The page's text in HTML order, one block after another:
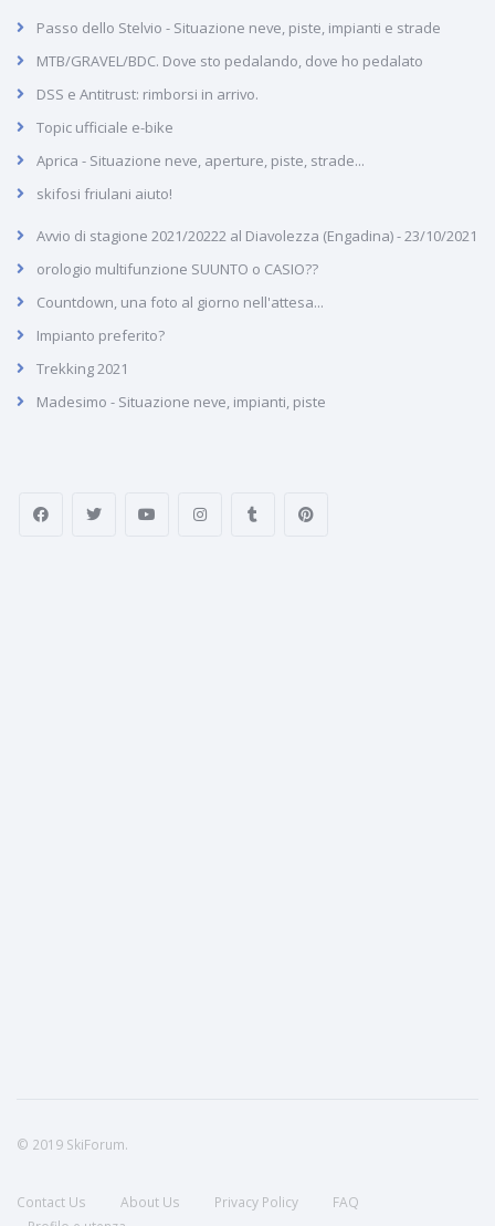
Passo dello Stelvio - Situazione neve, piste, impianti e strade
MTB/GRAVEL/BDC. Dove sto pedalando, dove ho pedalato
DSS e Antitrust: rimborsi in arrivo.
Topic ufficiale e-bike
Aprica - Situazione neve, aperture, piste, strade...
skifosi friulani aiuto!
Avvio di stagione 2021/20222 al Diavolezza (Engadina) - 23/10/2021
orologio multifunzione SUUNTO o CASIO??
Countdown, una foto al giorno nell'attesa...
Impianto preferito?
Trekking 2021
Madesimo - Situazione neve, impianti, piste
© 2019 SkiForum.
Contact Us About Us Privacy Policy
FAQ